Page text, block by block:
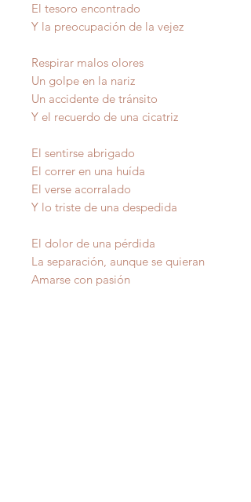
El tesoro encontrado
Y la preocupación de la vejez
Respirar malos olores
Un golpe en la nariz
Un accidente de tránsito
Y el recuerdo de una cicatriz
El sentirse abrigado
El correr en una huída
El verse acorralado
Y lo triste de una despedida
El dolor de una pérdida
La separación, aunque se quieran
Amarse con pasión